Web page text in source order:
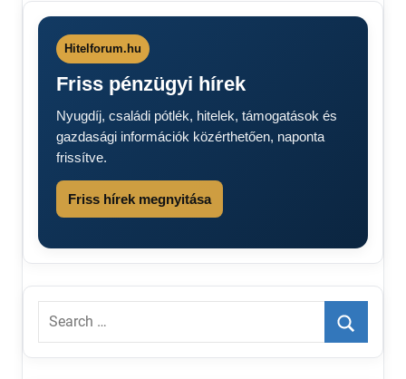
Péter
Sajtótájékoztató
Tisza Hitelforum.hu
Friss pénzügyi hírek
Nyugdíj, családi pótlék, hitelek, támogatások és
gazdasági információk közérthetően, naponta
frissítve.
Friss hírek megnyitása
Search
Search